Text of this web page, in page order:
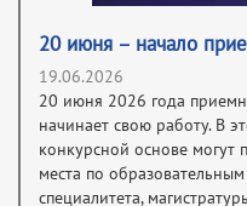
20 июня – начало
19.06.2026
20 июня 2026 года
начинает свою работу. В
конкурсной основе могут
места по
специалитета,